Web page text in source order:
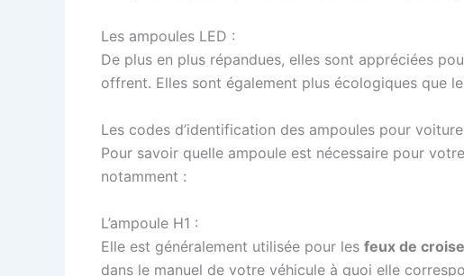
Les ampoules LED :
De plus en plus répandues, elles sont appréciées
offrent. Elles sont également plus écologiques que
Les codes d’identification des ampoules pour voiture
Pour savoir quelle ampoule est nécessaire pour
notamment :
L’ampoule H1 :
Elle est généralement utilisée pour les feux de
dans le manuel de votre véhicule à quoi elle